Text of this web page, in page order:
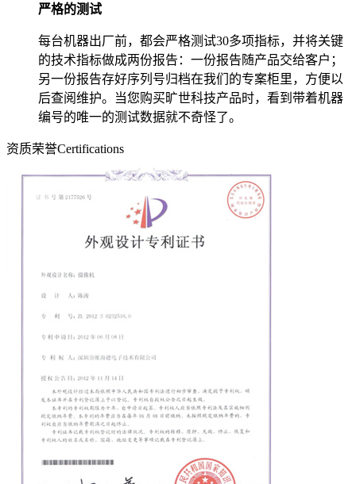
严格的测试
每台机器出厂前，都会严格测试30多项指标，并将关键
的技术指标做成两份报告：一份报告随产品交给客户；
另一份报告存好序列号归档在我们的专案柜里，方便以
后查阅维护。当您购买旷世科技产品时，看到带着机器
编号的唯一的测试数据就不奇怪了。
资质荣誉Certifications